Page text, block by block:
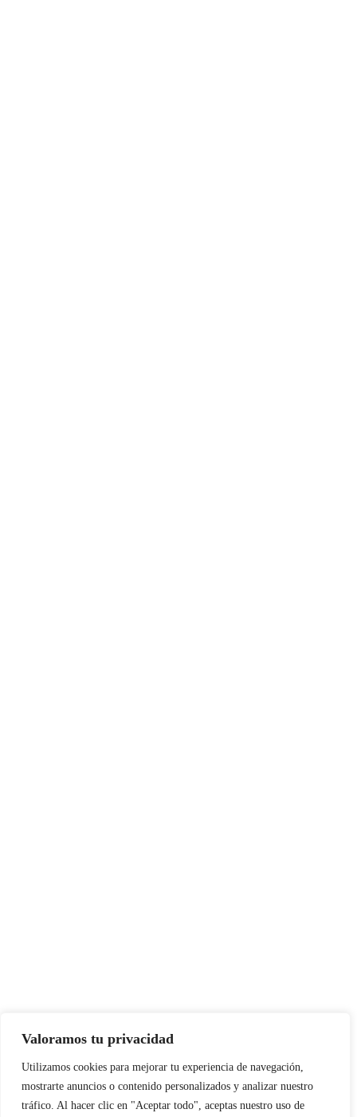
Valoramos tu privacidad
Utilizamos cookies para mejorar tu experiencia de navegación,
mostrarte anuncios o contenido personalizados y analizar nuestro
tráfico. Al hacer clic en "Aceptar todo", aceptas nuestro uso de